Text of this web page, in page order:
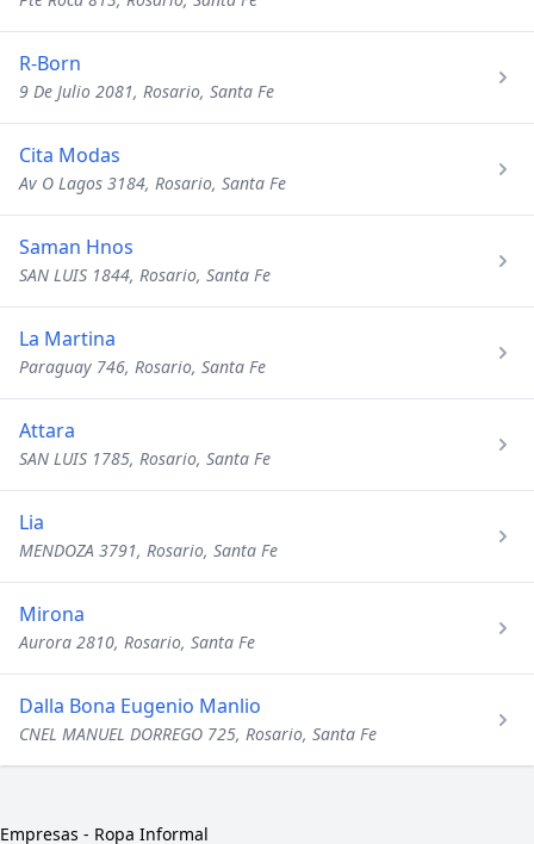
R-Born
9 De Julio 2081, Rosario, Santa Fe
Cita Modas
Av O Lagos 3184, Rosario, Santa Fe
Saman Hnos
SAN LUIS 1844, Rosario, Santa Fe
La Martina
Paraguay 746, Rosario, Santa Fe
Attara
SAN LUIS 1785, Rosario, Santa Fe
Lia
MENDOZA 3791, Rosario, Santa Fe
Mirona
Aurora 2810, Rosario, Santa Fe
Dalla Bona Eugenio Manlio
CNEL MANUEL DORREGO 725, Rosario, Santa Fe
Empresas - Ropa Informal